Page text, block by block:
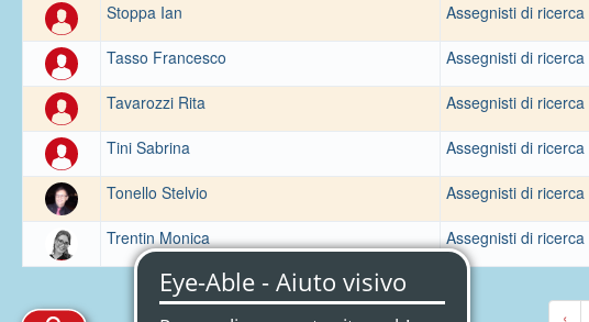
Stoppa Ian Assegnisti di ricerca
Tasso Francesco Assegnisti di ricerca
Tavarozzi Rita Assegnisti di ricerca
Tini Sabrina Assegnisti di ricerca
Tonello Stelvio Assegnisti di ricerca
Trentin Monica Assegnisti di ricerca
‹